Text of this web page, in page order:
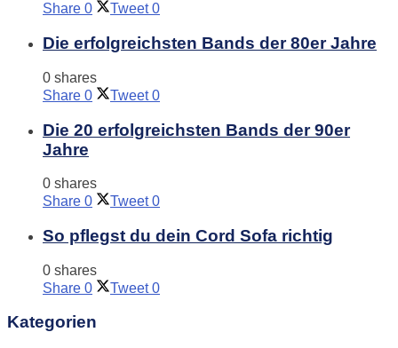
Share 0 Tweet 0
Die erfolgreichsten Bands der 80er Jahre
0 shares
Share 0 Tweet 0
Die 20 erfolgreichsten Bands der 90er
Jahre
0 shares
Share 0 Tweet 0
So pflegst du dein Cord Sofa richtig
0 shares
Share 0 Tweet 0
Kategorien